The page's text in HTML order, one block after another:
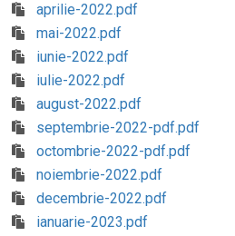
aprilie-2022.pdf
mai-2022.pdf
iunie-2022.pdf
iulie-2022.pdf
august-2022.pdf
septembrie-2022-pdf.pdf
octombrie-2022-pdf.pdf
noiembrie-2022.pdf
decembrie-2022.pdf
ianuarie-2023.pdf